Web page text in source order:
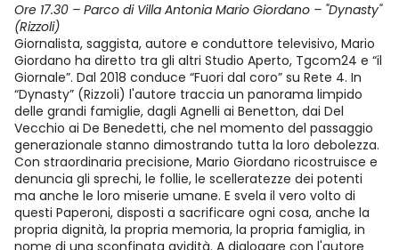
Ore 17.30 – Parco di Villa Antonia Mario Giordano – "Dynasty"
(Rizzoli)
Giornalista, saggista, autore e conduttore televisivo, Mario
Giordano ha diretto tra gli altri Studio Aperto, Tgcom24 e “il
Giornale”. Dal 2018 conduce “Fuori dal coro” su Rete 4. In
“Dynasty” (Rizzoli) l'autore traccia un panorama limpido
delle grandi famiglie, dagli Agnelli ai Benetton, dai Del
Vecchio ai De Benedetti, che nel momento del passaggio
generazionale stanno dimostrando tutta la loro debolezza.
Con straordinaria precisione, Mario Giordano ricostruisce e
denuncia gli sprechi, le follie, le scelleratezze dei potenti
ma anche le loro miserie umane. E svela il vero volto di
questi Paperoni, disposti a sacrificare ogni cosa, anche la
propria dignità, la propria memoria, la propria famiglia, in
nome di una sconfinata avidità. A dialogare con l'autore